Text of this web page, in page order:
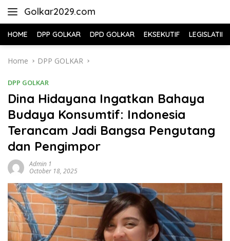
Golkar2029.com
HOME DPP GOLKAR DPD GOLKAR EKSEKUTIF LEGISLATIF
Home DPP GOLKAR
DPP GOLKAR
Dina Hidayana Ingatkan Bahaya
Budaya Konsumtif: Indonesia
Terancam Jadi Bangsa Pengutang
dan Pengimpor
Admin 1
October 18, 2025